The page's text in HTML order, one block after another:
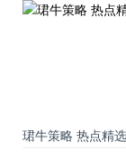
珺牛策略 热点精